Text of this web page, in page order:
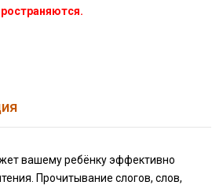
вашему ребёнку эффективно
Прочитывание слогов, слов,